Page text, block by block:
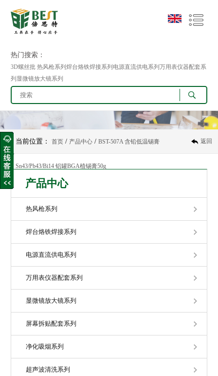
热门搜索：
3D螺丝批 热风枪系列焊台烙铁焊接系列电源直流供电系列万用表仪器配套系
列显微镜放大镜系列
返回
当前位置：首页 / 产品中心 /BST-507A 含铅低温锡膏
Sn43/Pb43/Bi14 铝罐BGA植锡膏50g
产品中心
热风枪系列
焊台烙铁焊接系列
电源直流供电系列
万用表仪器配套系列
显微镜放大镜系列
屏幕拆贴配套系列
净化吸烟系列
超声波清洗系列